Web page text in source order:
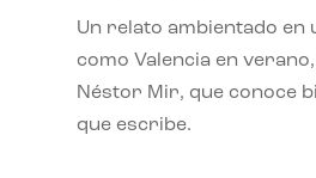
Un relato ambientado en
como Valencia en
Néstor Mir, que conoce
que escribe.